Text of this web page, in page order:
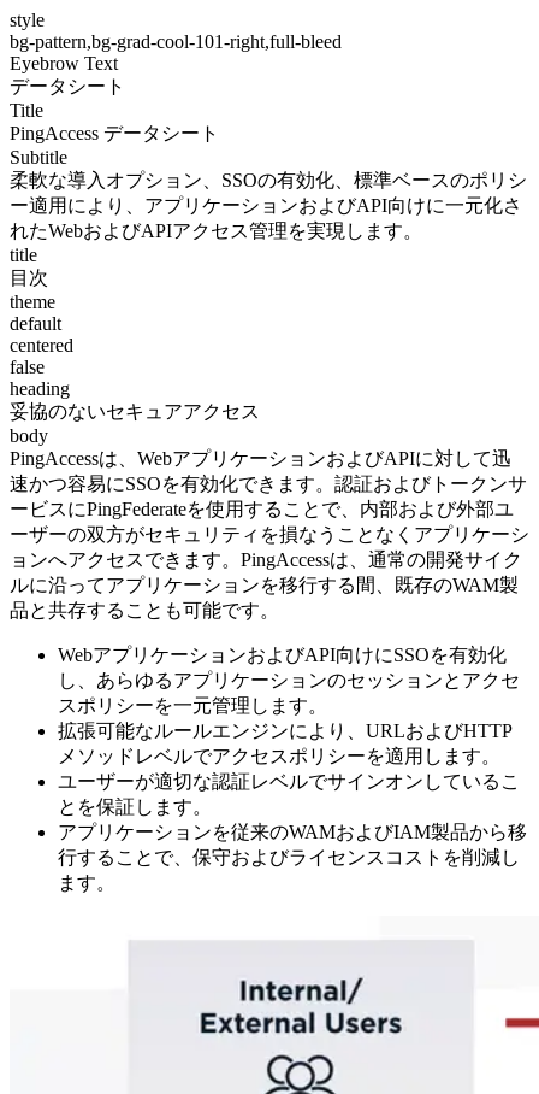
style
bg-pattern,bg-grad-cool-101-right,full-bleed
Eyebrow Text
データシート
Title
PingAccess データシート
Subtitle
柔軟な導入オプション、SSOの有効化、標準ベースのポリシ
ー適用により、アプリケーションおよびAPI向けに一元化さ
れたWebおよびAPIアクセス管理を実現します。
title
目次
theme
default
centered
false
heading
妥協のないセキュアアクセス
body
PingAccessは、WebアプリケーションおよびAPIに対して迅
速かつ容易にSSOを有効化できます。認証およびトークンサ
ービスにPingFederateを使用することで、内部および外部ユ
ーザーの双方がセキュリティを損なうことなくアプリケーシ
ョンへアクセスできます。PingAccessは、通常の開発サイク
ルに沿ってアプリケーションを移行する間、既存のWAM製
品と共存することも可能です。
WebアプリケーションおよびAPI向けにSSOを有効化
し、あらゆるアプリケーションのセッションとアクセ
スポリシーを一元管理します。
拡張可能なルールエンジンにより、URLおよびHTTP
メソッドレベルでアクセスポリシーを適用します。
ユーザーが適切な認証レベルでサインオンしているこ
とを保証します。
アプリケーションを従来のWAMおよびIAM製品から移
行することで、保守およびライセンスコストを削減し
ます。